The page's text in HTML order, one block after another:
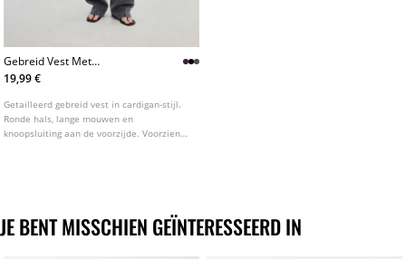
Gebreid Vest Met
Schoudervullingen
19,99 €
Getailleerd gebreid vest in cardigan-stijl.
Ronde hals, lange mouwen en
knoopsluiting aan de voorzijde. Voorzien
JE BENT MISSCHIEN GEÏNTERESSEERD IN